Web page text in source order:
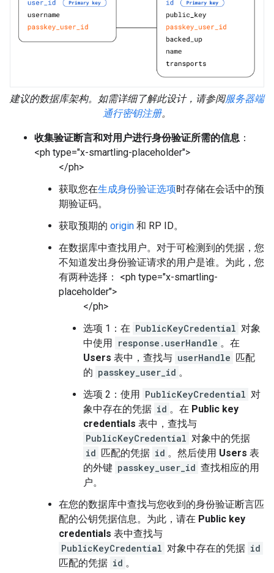
建议的数据库架构。如需详细了解此设计，请参阅服务器端
通行密钥注册。
收集验证断言和对用户进行身份验证所需的信息 ：
<ph type="x-smartling-placeholder">
</ph>
获取您在生成身份验证选项时存储在会话中的预
期验证码。
获取预期的 origin 和 RP ID。
在数据库中查找用户。对于可检测到的凭据，您
不知道发出身份验证请求的用户是谁。为此，您
有两种选择： <ph type="x-smartling-
placeholder">
</ph>
选项 1：在 PublicKeyCredential 对象
中使用 response.userHandle 。在
Users 表中，查找与 userHandle 匹配
的 passkey_user_id 。
选项 2：使用 PublicKeyCredential 对
象中存在的凭据 id 。在 Public key
credentials 表中，查找与
PublicKeyCredential 对象中的凭据
id 匹配的凭据 id 。然后使用 Users 表
的外键 passkey_user_id 查找相应的用
户。
在您的数据库中查找与您收到的身份验证断言匹
配的公钥凭据信息。为此，请在 Public key
credentials 表中查找与
PublicKeyCredential 对象中存在的凭据 id
匹配的凭据 id 。